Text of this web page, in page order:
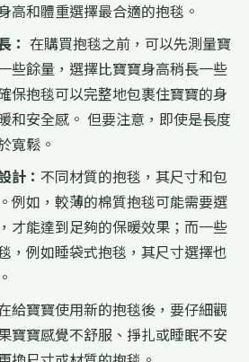
高和體重選擇最合適的抱毯。
： 在購買抱毯之前，可以先測量寶
些餘量，選擇比寶寶身高稍長一些
保抱毯可以完整地包裹住寶寶的身
和安全感。 但要注意，即使是長度
寬鬆。
計： 不同材質的抱毯，其尺寸和包
例如，較薄的棉質抱毯可能需要選
才能達到足夠的保暖效果；而一些
，例如睡袋式抱毯，其尺寸選擇也
給寶寶使用新的抱毯後，要仔細觀
寶寶感覺不舒服、掙扎或睡眠不安